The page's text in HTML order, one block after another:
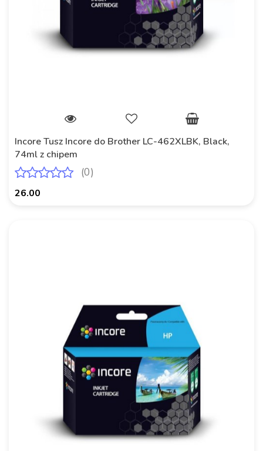
Incore Tusz Incore do Brother LC-462XLBK, Black,
74ml z chipem
(0)
26.00